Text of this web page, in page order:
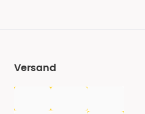
Versand